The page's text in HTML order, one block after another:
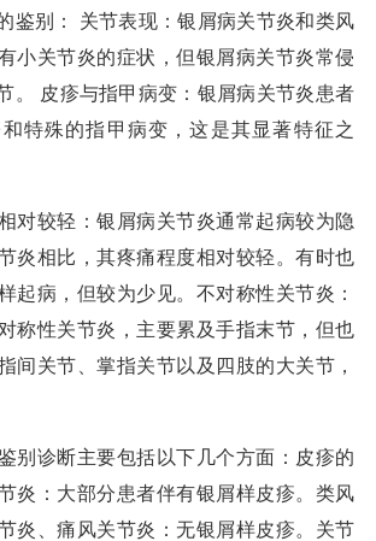
鉴别： 关节表现：银屑病关节炎和类风
小关节炎的症状，但银屑病关节炎常侵
。 皮疹与指甲病变：银屑病关节炎患者
特殊的指甲病变，这是其显著特征之
对较轻：银屑病关节炎通常起病较为隐
炎相比，其疼痛程度相对较轻。有时也
起病，但较为少见。不对称性关节炎：
称性关节炎，主要累及手指末节，但也
间关节、掌指关节以及四肢的大关节，
别诊断主要包括以下几个方面：皮疹的
炎：大部分患者伴有银屑样皮疹。类风
炎、痛风关节炎：无银屑样皮疹。关节